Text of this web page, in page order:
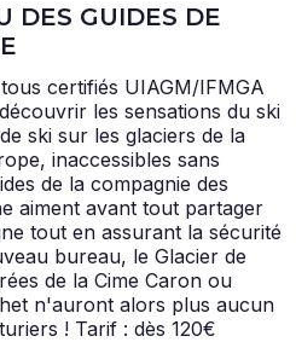
DES GUIDES DE
certifiés UIAGM/IFMGA
les sensations du ski
ski sur les glaciers de la
inaccessibles sans
de la compagnie des
aiment avant tout partager
tout en assurant la sécurité
bureau, le Glacier de
de la Cime Caron ou
n'auront alors plus aucun
! Tarif : dès 120€